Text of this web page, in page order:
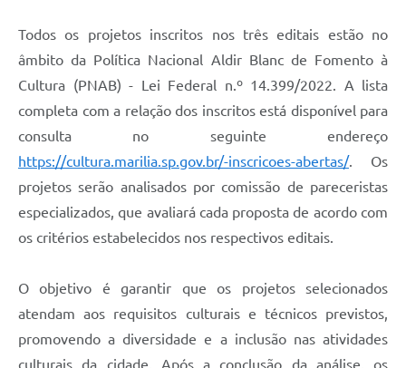
Todos os projetos inscritos nos três editais estão no
âmbito da Política Nacional Aldir Blanc de Fomento à
Cultura (PNAB) - Lei Federal n.º 14.399/2022. A lista
completa com a relação dos inscritos está disponível para
consulta no seguinte endereço
https://cultura.marilia.sp.gov.br/-inscricoes-abertas/. Os
projetos serão analisados por comissão de pareceristas
especializados, que avaliará cada proposta de acordo com
os critérios estabelecidos nos respectivos editais.
O objetivo é garantir que os projetos selecionados
atendam aos requisitos culturais e técnicos previstos,
promovendo a diversidade e a inclusão nas atividades
culturais da cidade. Após a conclusão da análise, os